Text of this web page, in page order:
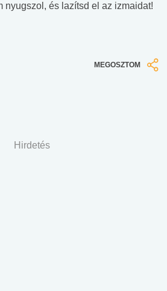
nyugszol, és lazítsd el az izmaidat!
MEGOSZTOM
Hirdetés